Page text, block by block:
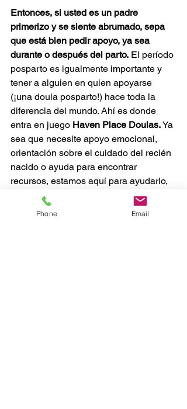
Entonces, si usted es un padre
primerizo y se siente abrumado, sepa
que está bien pedir apoyo, ya sea
durante o después del parto. El período
posparto es igualmente importante y
tener a alguien en quien apoyarse
(¡una doula posparto!) hace toda la
diferencia del mundo. Ahí es donde
entra en juego Haven Place Doulas. Ya
sea que necesite apoyo emocional,
orientación sobre el cuidado del recién
nacido o ayuda para encontrar
recursos, estamos aquí para ayudarlo,
ofreciéndole apoyo en cada etapa de
su viaje.Phone Email